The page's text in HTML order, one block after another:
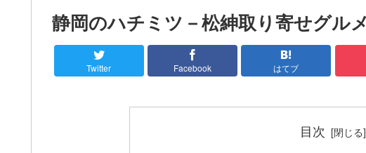
静岡のハチミツ－松紳取り寄せグル
Twitter Facebook はてブ
目次